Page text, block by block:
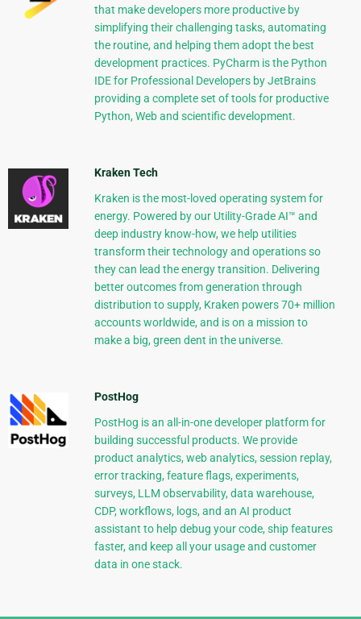
that make developers more productive by
simplifying their challenging tasks, automating
the routine, and helping them adopt the best
development practices. PyCharm is the Python
IDE for Professional Developers by JetBrains
providing a complete set of tools for productive
Python, Web and scientific development.
Kraken Tech
Kraken is the most-loved operating system for
energy. Powered by our Utility-Grade AI™ and
deep industry know-how, we help utilities
transform their technology and operations so
they can lead the energy transition. Delivering
better outcomes from generation through
distribution to supply, Kraken powers 70+ million
accounts worldwide, and is on a mission to
make a big, green dent in the universe.
PostHog
PostHog is an all-in-one developer platform for
building successful products. We provide
product analytics, web analytics, session replay,
error tracking, feature flags, experiments,
surveys, LLM observability, data warehouse,
CDP, workflows, logs, and an AI product
assistant to help debug your code, ship features
faster, and keep all your usage and customer
data in one stack.